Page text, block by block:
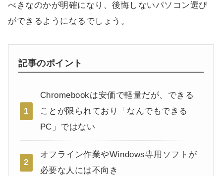
べきなのかが明確になり、後悔しないパソコン選び
ができるようになるでしょう。
記事のポイント
1
Chromebookは安価で軽量だが、できる
ことが限られており「なんでもできる
PC」ではない
2
オフライン作業やWindows専用ソフトが
必要な人には不向き